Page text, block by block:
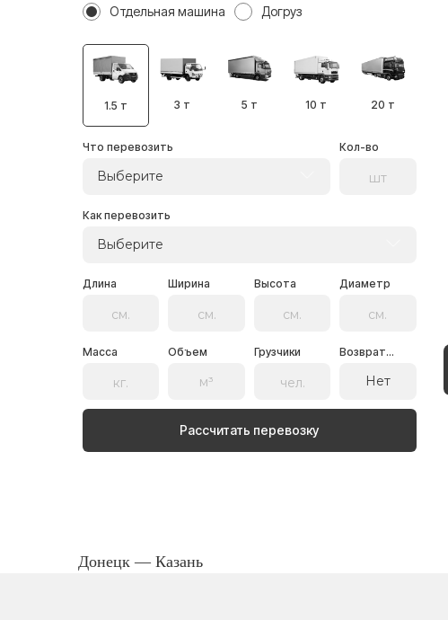
Отдельная машина Догруз
1.5 т 3 т 5 т 10 т 20 т
Что перевозить
Выберите
Кол-во
Как перевозить
Выберите
Длина Ширина Высота Диаметр
Масса Объем Грузчики Возврат...
Нет
Рассчитать перевозку
Донецк — Казань